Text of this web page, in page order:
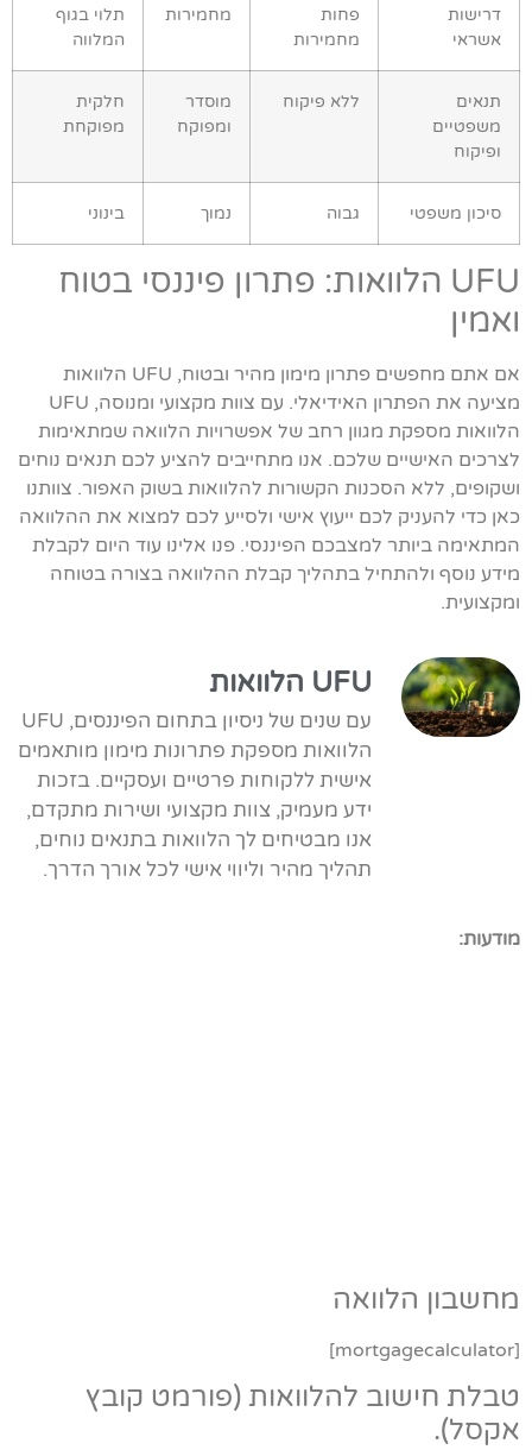
דרישות
אשראי
פחות
מחמירות
מחמירות
תלוי בגוף
המלווה
תנאים
משפטיים
ופיקוח
ללא פיקוח
מוסדר
ומפוקח
חלקית
מפוקחת
סיכון משפטי גבוה נמוך בינוני
UFU הלוואות: פתרון פיננסי בטוח
ואמין
אם אתם מחפשים פתרון מימון מהיר ובטוח, UFU הלוואות
מציעה את הפתרון האידיאלי. עם צוות מקצועי ומנוסה, UFU
הלוואות מספקת מגוון רחב של אפשרויות הלוואה שמתאימות
לצרכים האישיים שלכם. אנו מתחייבים להציע לכם תנאים נוחים
ושקופים, ללא הסכנות הקשורות להלוואות בשוק האפור. צוותנו
כאן כדי להעניק לכם ייעוץ אישי ולסייע לכם למצוא את ההלוואה
המתאימה ביותר למצבכם הפיננסי. פנו אלינו עוד היום לקבלת
מידע נוסף ולהתחיל בתהליך קבלת ההלוואה בצורה בטוחה
ומקצועית.
UFU הלוואות
עם שנים של ניסיון בתחום הפיננסים, UFU
הלוואות מספקת פתרונות מימון מותאמים
אישית ללקוחות פרטיים ועסקיים. בזכות
ידע מעמיק, צוות מקצועי ושירות מתקדם,
אנו מבטיחים לך הלוואות בתנאים נוחים,
תהליך מהיר וליווי אישי לכל אורך הדרך.
מודעות:
מחשבון הלוואה
[mortgagecalculator]
טבלת חישוב להלוואות (פורמט קובץ
אקסל).